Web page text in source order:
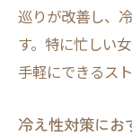
巡りが改善し、
す。特に忙しい
手軽にできるス
冷え性対策にお